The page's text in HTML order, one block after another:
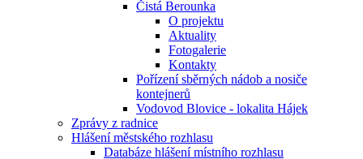
Čistá Berounka
O projektu
Aktuality
Fotogalerie
Kontakty
Pořízení sběrných nádob a nosiče
kontejnerů
Vodovod Blovice - lokalita Hájek
Zprávy z radnice
Hlášení městského rozhlasu
Databáze hlášení místního rozhlasu